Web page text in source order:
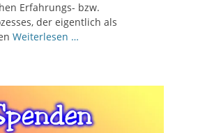
Erfahrungs- bzw.
der eigentlich als
Weiterlesen …